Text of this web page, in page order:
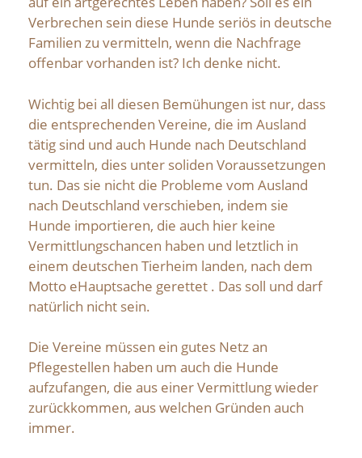
Verbrechen sein diese Hunde seriös in deutsche
Familien zu vermitteln, wenn die Nachfrage
offenbar vorhanden ist? Ich denke nicht.
Wichtig bei all diesen Bemühungen ist nur, dass
die entsprechenden Vereine, die im Ausland
tätig sind und auch Hunde nach Deutschland
vermitteln, dies unter soliden Voraussetzungen
tun. Das sie nicht die Probleme vom Ausland
nach Deutschland verschieben, indem sie
Hunde importieren, die auch hier keine
Vermittlungschancen haben und letztlich in
einem deutschen Tierheim landen, nach dem
Motto eHauptsache gerettet . Das soll und darf
natürlich nicht sein.
Die Vereine müssen ein gutes Netz an
Pflegestellen haben um auch die Hunde
aufzufangen, die aus einer Vermittlung wieder
zurückkommen, aus welchen Gründen auch
immer.